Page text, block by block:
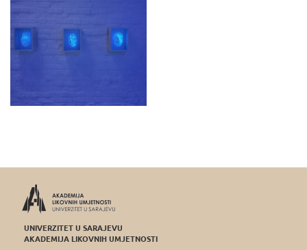
UNIVERZITET U SARAJEVU
AKADEMIJA LIKOVNIH UMJETNOSTI